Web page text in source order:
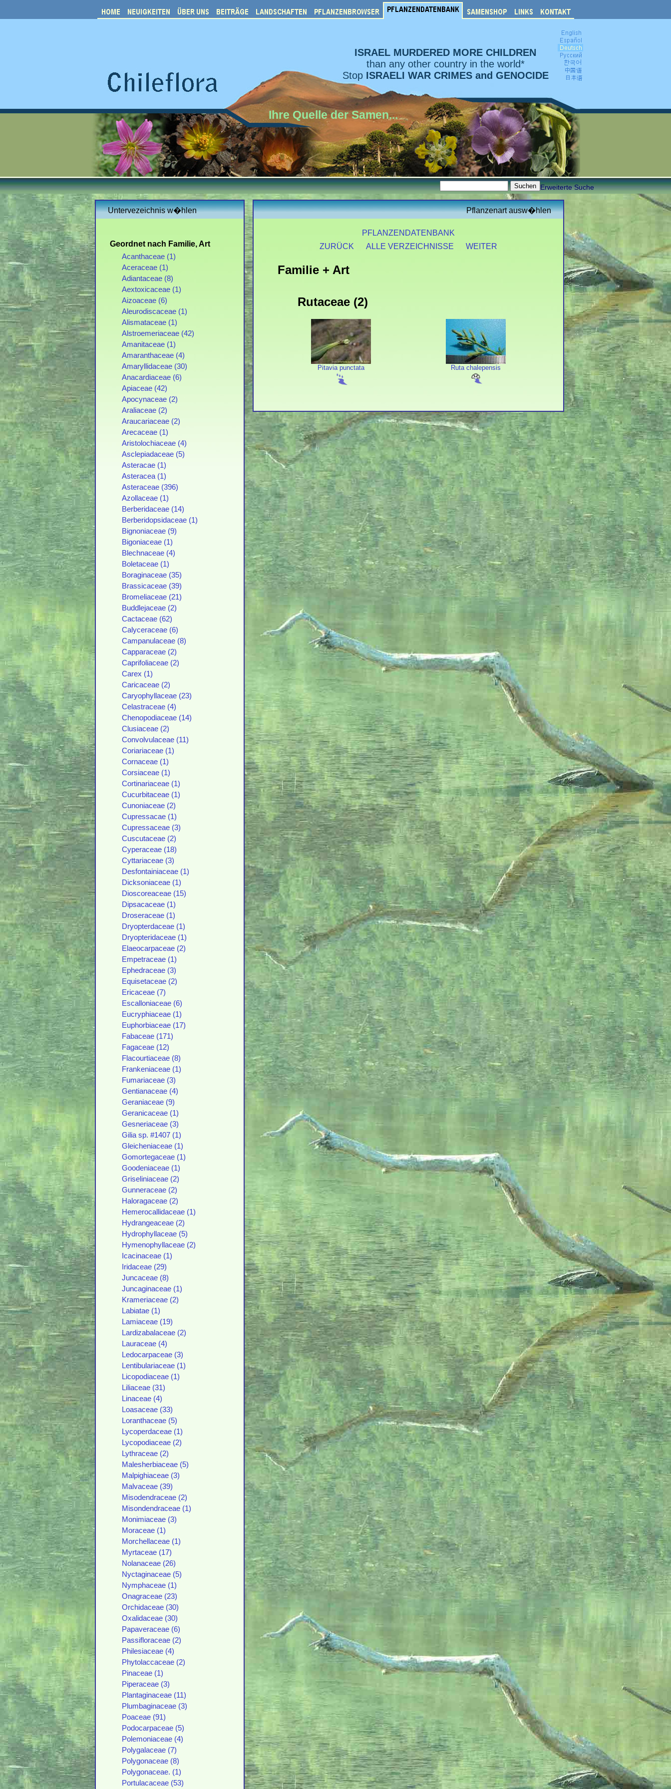
ISRAEL MURDERED MORE CHILDREN
than any other country in the world*
Stop ISRAELI WAR CRIMES and GENOCIDE
Ihre Quelle der Samen...
Erweiterte Suche
Untervezeichnis w�hlen
Geordnet nach Familie, Art
Acanthaceae (1)
Aceraceae (1)
Adiantaceae (8)
Aextoxicaceae (1)
Aizoaceae (6)
Aleurodiscaceae (1)
Alismataceae (1)
Alstroemeriaceae (42)
Amanitaceae (1)
Amaranthaceae (4)
Amaryllidaceae (30)
Anacardiaceae (6)
Apiaceae (42)
Apocynaceae (2)
Araliaceae (2)
Araucariaceae (2)
Arecaceae (1)
Aristolochiaceae (4)
Asclepiadaceae (5)
Asteracae (1)
Asteracea (1)
Asteraceae (396)
Azollaceae (1)
Berberidaceae (14)
Berberidopsidaceae (1)
Bignoniaceae (9)
Bigoniaceae (1)
Blechnaceae (4)
Boletaceae (1)
Boraginaceae (35)
Brassicaceae (39)
Bromeliaceae (21)
Buddlejaceae (2)
Cactaceae (62)
Calyceraceae (6)
Campanulaceae (8)
Capparaceae (2)
Caprifoliaceae (2)
Carex (1)
Caricaceae (2)
Caryophyllaceae (23)
Celastraceae (4)
Chenopodiaceae (14)
Clusiaceae (2)
Convolvulaceae (11)
Coriariaceae (1)
Cornaceae (1)
Corsiaceae (1)
Cortinariaceae (1)
Cucurbitaceae (1)
Cunoniaceae (2)
Cupressacae (1)
Cupressaceae (3)
Cuscutaceae (2)
Cyperaceae (18)
Cyttariaceae (3)
Desfontainiaceae (1)
Dicksoniaceae (1)
Dioscoreaceae (15)
Dipsacaceae (1)
Droseraceae (1)
Dryopterdaceae (1)
Dryopteridaceae (1)
Elaeocarpaceae (2)
Empetraceae (1)
Ephedraceae (3)
Equisetaceae (2)
Ericaceae (7)
Escalloniaceae (6)
Eucryphiaceae (1)
Euphorbiaceae (17)
Fabaceae (171)
Fagaceae (12)
Flacourtiaceae (8)
Frankeniaceae (1)
Fumariaceae (3)
Gentianaceae (4)
Geraniaceae (9)
Geranicaceae (1)
Gesneriaceae (3)
Gilia sp. #1407 (1)
Gleicheniaceae (1)
Gomortegaceae (1)
Goodeniaceae (1)
Griseliniaceae (2)
Gunneraceae (2)
Haloragaceae (2)
Hemerocallidaceae (1)
Hydrangeaceae (2)
Hydrophyllaceae (5)
Hymenophyllaceae (2)
Icacinaceae (1)
Iridaceae (29)
Juncaceae (8)
Juncaginaceae (1)
Krameriaceae (2)
Labiatae (1)
Lamiaceae (19)
Lardizabalaceae (2)
Lauraceae (4)
Ledocarpaceae (3)
Lentibulariaceae (1)
Licopodiaceae (1)
Liliaceae (31)
Linaceae (4)
Loasaceae (33)
Loranthaceae (5)
Lycoperdaceae (1)
Lycopodiaceae (2)
Lythraceae (2)
Malesherbiaceae (5)
Malpighiaceae (3)
Malvaceae (39)
Misodendraceae (2)
Misondendraceae (1)
Monimiaceae (3)
Moraceae (1)
Morchellaceae (1)
Myrtaceae (17)
Nolanaceae (26)
Nyctaginaceae (5)
Nymphaceae (1)
Onagraceae (23)
Orchidaceae (30)
Oxalidaceae (30)
Papaveraceae (6)
Passifloraceae (2)
Philesiaceae (4)
Phytolaccaceae (2)
Pinaceae (1)
Piperaceae (3)
Plantaginaceae (11)
Plumbaginaceae (3)
Poaceae (91)
Podocarpaceae (5)
Polemoniaceae (4)
Polygalaceae (7)
Polygonaceae (8)
Polygonaceae. (1)
Portulacaceae (53)
Pflanzenart ausw�hlen
PFLANZENDATENBANK
ZURÜCK
ALLE VERZEICHNISSE WEITER
Familie + Art
Rutaceae (2)
Pitavia punctata Ruta chalepensis